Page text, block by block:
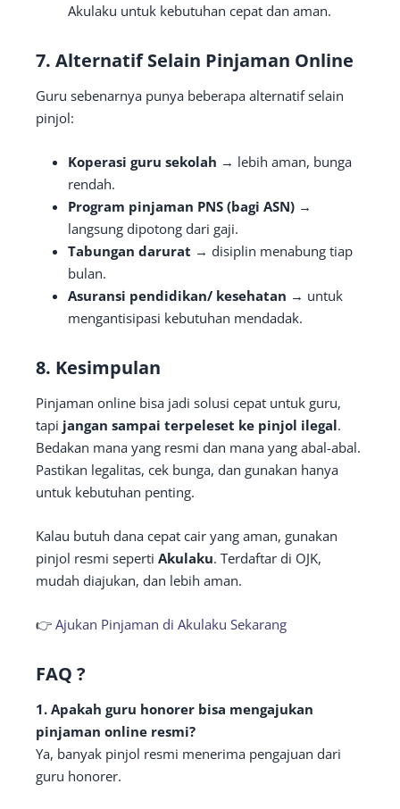
Akulaku untuk kebutuhan cepat dan aman.
7. Alternatif Selain Pinjaman Online
Guru sebenarnya punya beberapa alternatif selain
pinjol:
Koperasi guru sekolah → lebih aman, bunga
rendah.
Program pinjaman PNS (bagi ASN) →
langsung dipotong dari gaji.
Tabungan darurat → disiplin menabung tiap
bulan.
Asuransi pendidikan/ kesehatan → untuk
mengantisipasi kebutuhan mendadak.
8. Kesimpulan
Pinjaman online bisa jadi solusi cepat untuk guru,
tapi jangan sampai terpeleset ke pinjol ilegal.
Bedakan mana yang resmi dan mana yang abal-abal.
Pastikan legalitas, cek bunga, dan gunakan hanya
untuk kebutuhan penting.
Kalau butuh dana cepat cair yang aman, gunakan
pinjol resmi seperti Akulaku. Terdaftar di OJK,
mudah diajukan, dan lebih aman.
👉 Ajukan Pinjaman di Akulaku Sekarang
FAQ ?
1. Apakah guru honorer bisa mengajukan
pinjaman online resmi?
Ya, banyak pinjol resmi menerima pengajuan dari
guru honorer.